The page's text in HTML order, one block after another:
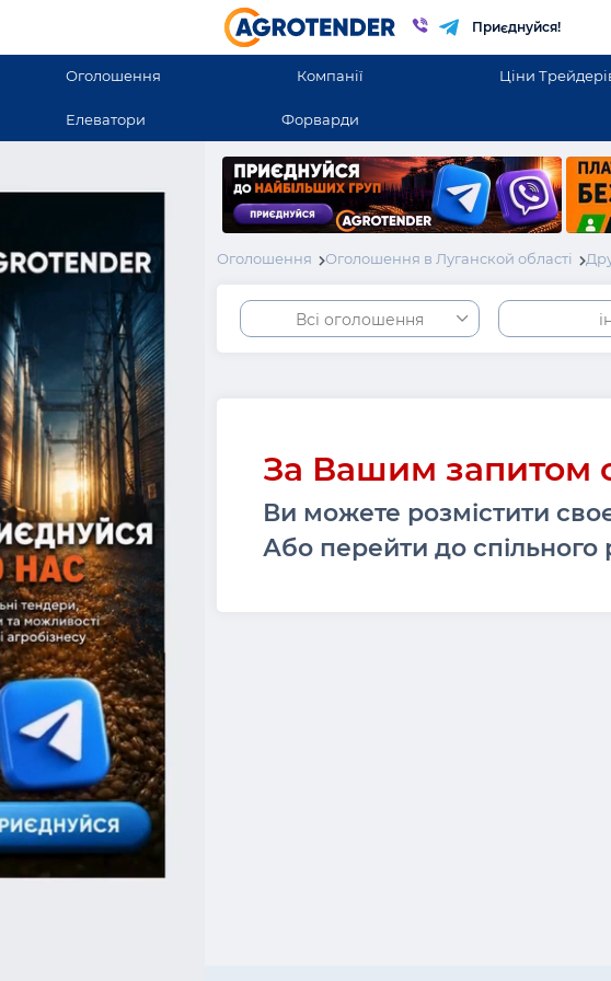
Приєднуйся!
Оголошення Компанії Ціни
Елеватори Форварди
Оголошення Оголошення в Луганской області
Всі оголошення
За Вашим запитом
Ви можете розмістити
Або перейти до спільного